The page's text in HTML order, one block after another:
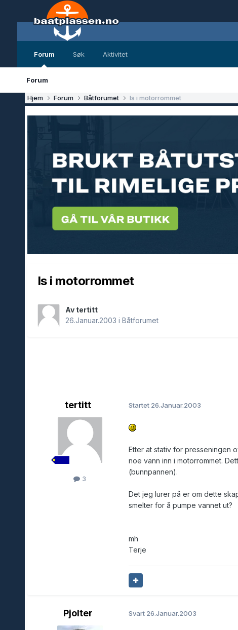
Forum
Forum
Søk Aktivitet
Hjem Forum Båtforumet Is i motorrommet
Is i motorrommet
Av tertitt
26.Januar.2003 i Båtforumet
tertitt
3
Startet 26.Januar.2003
Etter at stativ for presseningen
noe vann inn i motorrommet.
(bunnpannen).
Det jeg lurer på er om dette
smelter for å pumpe vannet ut?
mh
Terje
Pjolter Svart 26.Januar.2003